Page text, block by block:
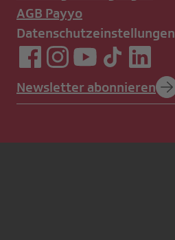
AGB Payyo
Datenschutzeinstellungen
Newsletter abonnieren